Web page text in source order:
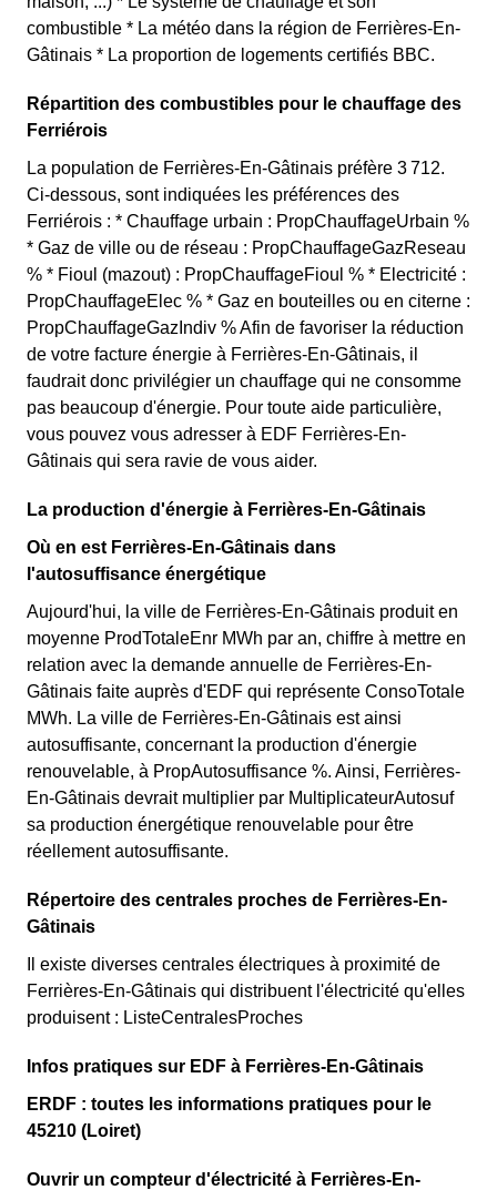
combustible * La météo dans la région de Ferrières-En-
Gâtinais * La proportion de logements certifiés BBC.
Répartition des combustibles pour le chauffage des
Ferriérois
La population de Ferrières-En-Gâtinais préfère 3 712.
Ci-dessous, sont indiquées les préférences des
Ferriérois : * Chauffage urbain : PropChauffageUrbain %
* Gaz de ville ou de réseau : PropChauffageGazReseau
% * Fioul (mazout) : PropChauffageFioul % * Electricité :
PropChauffageElec % * Gaz en bouteilles ou en citerne :
PropChauffageGazIndiv % Afin de favoriser la réduction
de votre facture énergie à Ferrières-En-Gâtinais, il
faudrait donc privilégier un chauffage qui ne consomme
pas beaucoup d'énergie. Pour toute aide particulière,
vous pouvez vous adresser à EDF Ferrières-En-
Gâtinais qui sera ravie de vous aider.
La production d'énergie à Ferrières-En-Gâtinais
Où en est Ferrières-En-Gâtinais dans
l'autosuffisance énergétique
Aujourd'hui, la ville de Ferrières-En-Gâtinais produit en
moyenne ProdTotaleEnr MWh par an, chiffre à mettre en
relation avec la demande annuelle de Ferrières-En-
Gâtinais faite auprès d'EDF qui représente ConsoTotale
MWh. La ville de Ferrières-En-Gâtinais est ainsi
autosuffisante, concernant la production d'énergie
renouvelable, à PropAutosuffisance %. Ainsi, Ferrières-
En-Gâtinais devrait multiplier par MultiplicateurAutosuf
sa production énergétique renouvelable pour être
réellement autosuffisante.
Répertoire des centrales proches de Ferrières-En-
Gâtinais
Il existe diverses centrales électriques à proximité de
Ferrières-En-Gâtinais qui distribuent l'électricité qu'elles
produisent : ListeCentralesProches
Infos pratiques sur EDF à Ferrières-En-Gâtinais
ERDF : toutes les informations pratiques pour le
45210 (Loiret)
Ouvrir un compteur d'électricité à Ferrières-En-